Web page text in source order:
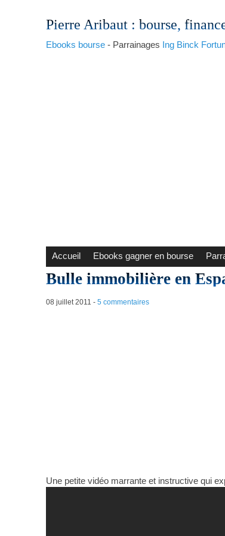
Pierre Aribaut: bourse,
Ebooks bourse- Parrainages Ing Binck
Accueil Ebooks gagner en bourse
Bulle immobilière en
08 juillet 2011 - 5 commentaires
Une petite vidéo marrante et instructive qui